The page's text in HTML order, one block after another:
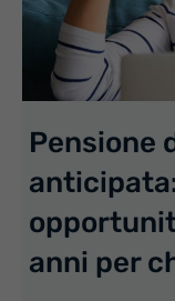
Pensione
anni per